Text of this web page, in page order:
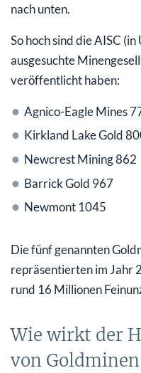
nach unten.
So hoch sind die AISC
ausgesuchte
veröffentlicht haben:
Agnico-Eagle Mines
Kirkland Lake Gold
Newcrest Mining 862
Barrick Gold 967
Newmont 1045
Die fünf genannten
repräsentierten im Jahr
rund 16 Millionen
Wie wirkt der
von